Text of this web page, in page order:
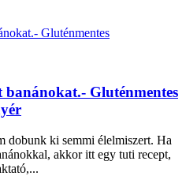
Gluténmentes
dobunk ki semmi élelmiszert. Ha
akkor itt egy tuti recept,